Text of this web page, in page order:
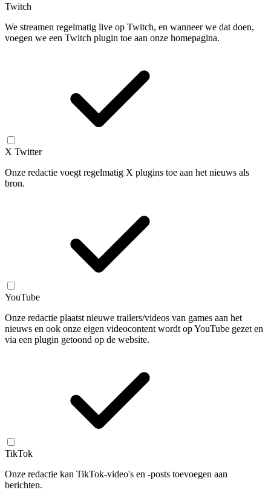
Twitch
We streamen regelmatig live op Twitch, en wanneer we dat doen,
voegen we een Twitch plugin toe aan onze homepagina.
X Twitter
Onze redactie voegt regelmatig X plugins toe aan het nieuws als
bron.
YouTube
Onze redactie plaatst nieuwe trailers/videos van games aan het
nieuws en ook onze eigen videocontent wordt op YouTube gezet en
via een plugin getoond op de website.
TikTok
Onze redactie kan TikTok-video's en -posts toevoegen aan
berichten.